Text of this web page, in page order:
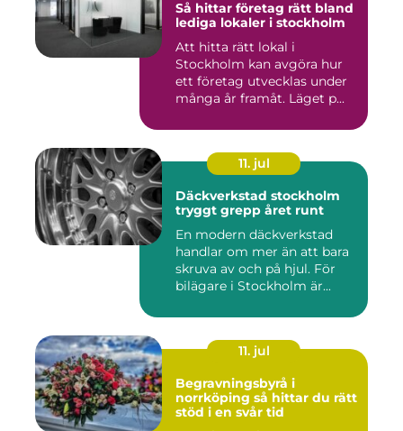
Så hittar företag rätt bland
lediga lokaler i stockholm
Att hitta rätt lokal i
Stockholm kan avgöra hur
ett företag utvecklas under
många år framåt. Läget p...
11. jul
Däckverkstad stockholm
tryggt grepp året runt
En modern däckverkstad
handlar om mer än att bara
skruva av och på hjul. För
bilägare i Stockholm är...
11. jul
Begravningsbyrå i
norrköping så hittar du rätt
stöd i en svår tid